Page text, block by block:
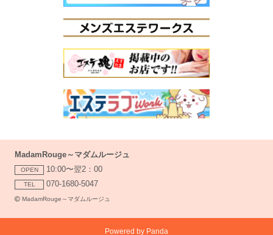
MadamRouge～マダムルージュ
OPEN 10:00〜翌2：00
TEL 070-1680-5047
MadamRouge～マダムルージュ
Powered by Panda